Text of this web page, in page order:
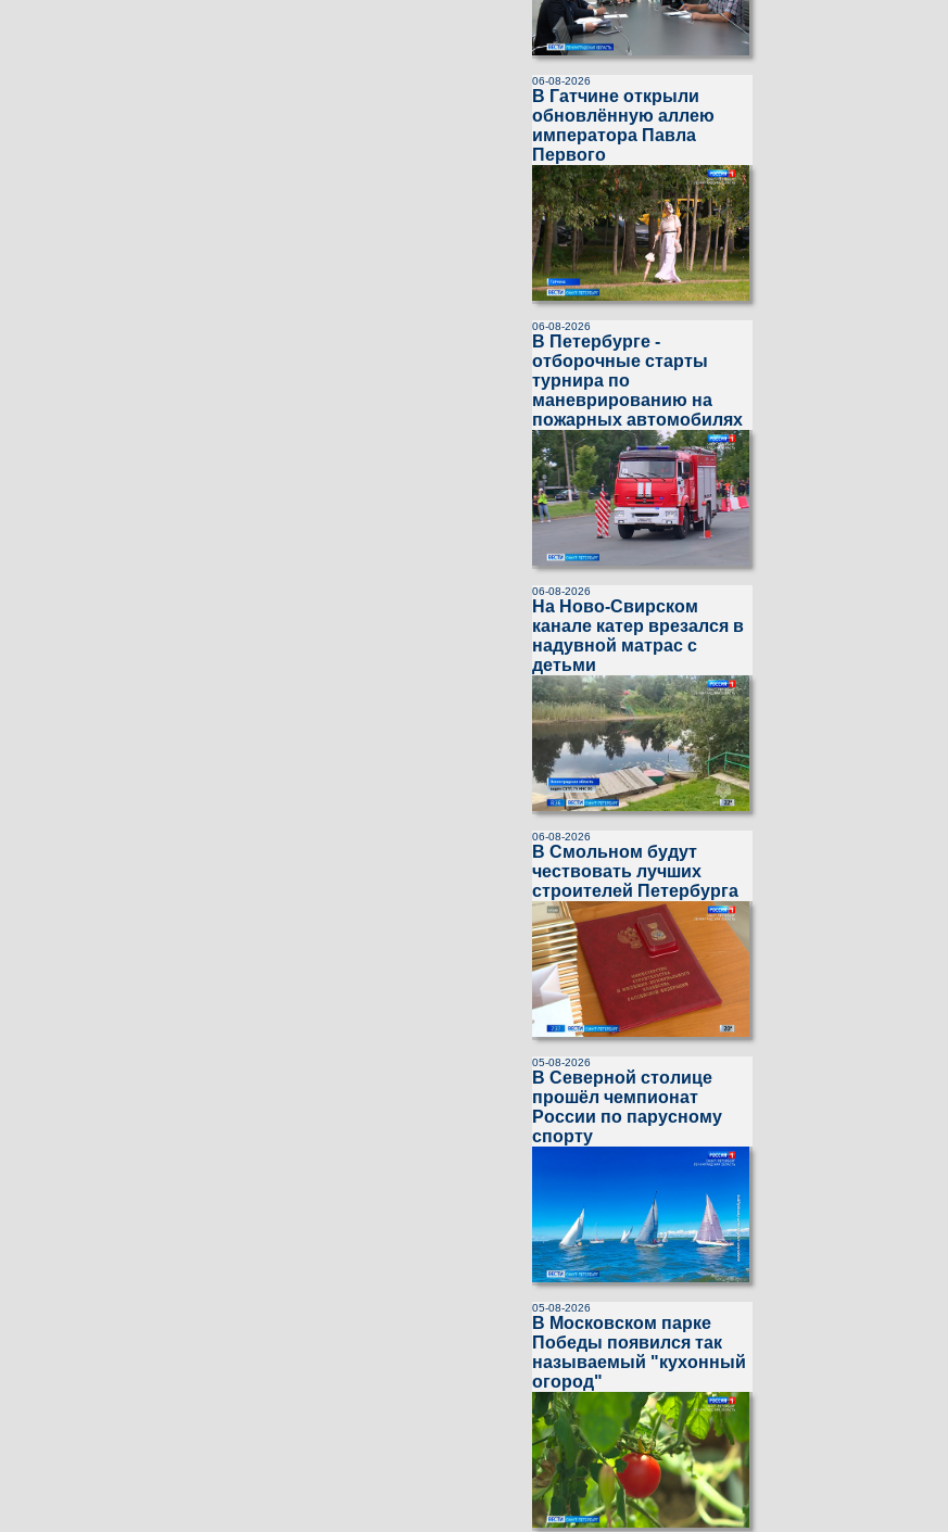
06-08-2026
В Гатчине открыли
обновлённую аллею
императора Павла
Первого
06-08-2026
В Петербурге -
отборочные старты
турнира по
маневрированию на
пожарных автомобилях
06-08-2026
На Ново-Свирском
канале катер врезался в
надувной матрас с
детьми
06-08-2026
В Смольном будут
чествовать лучших
строителей Петербурга
05-08-2026
В Северной столице
прошёл чемпионат
России по парусному
спорту
05-08-2026
В Московском парке
Победы появился так
называемый "кухонный
огород"